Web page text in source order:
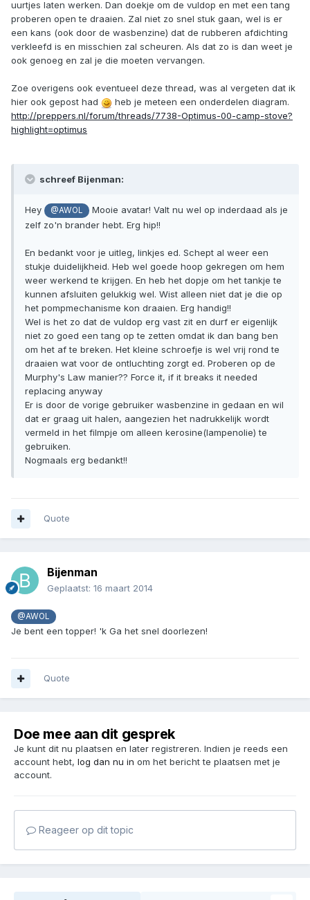
uurtjes laten werken. Dan doekje om de vuldop en met een tang
proberen open te draaien. Zal niet zo snel stuk gaan, wel is er
een kans (ook door de wasbenzine) dat de rubberen afdichting
verkleefd is en misschien zal scheuren. Als dat zo is dan weet je
ook genoeg en zal je die moeten vervangen.
Zoe overigens ook eventueel deze thread, was al vergeten dat ik
hier ook gepost had
heb je meteen een onderdelen diagram.
http://preppers.nl/forum/threads/7738-Optimus-00-camp-stove?
highlight=optimus
schreef Bijenman:
Hey @AWOL
Mooie avatar! Valt nu wel op inderdaad als je
zelf zo'n brander hebt. Erg hip!!
En bedankt voor je uitleg, linkjes ed. Schept al weer een
stukje duidelijkheid. Heb wel goede hoop gekregen om hem
weer werkend te krijgen. En heb het dopje om het tankje te
kunnen afsluiten gelukkig wel. Wist alleen niet dat je die op
het pompmechanisme kon draaien. Erg handig!!
Wel is het zo dat de vuldop erg vast zit en durf er eigenlijk
niet zo goed een tang op te zetten omdat ik dan bang ben
om het af te breken. Het kleine schroefje is wel vrij rond te
draaien wat voor de ontluchting zorgt ed. Proberen op de
Murphy's Law manier?? Force it, if it breaks it needed
replacing anyway
Er is door de vorige gebruiker wasbenzine in gedaan en wil
dat er graag uit halen, aangezien het nadrukkelijk wordt
vermeld in het filmpje om alleen kerosine(lampenolie) te
gebruiken.
Nogmaals erg bedankt!!
Quote
Bijenman
Geplaatst: 16 maart 2014
@AWOL
Je bent een topper! 'k Ga het snel doorlezen!
Quote
Doe mee aan dit gesprek
Je kunt dit nu plaatsen en later registreren. Indien je reeds een
account hebt, log dan nu in om het bericht te plaatsen met je
account.
Reageer op dit topic